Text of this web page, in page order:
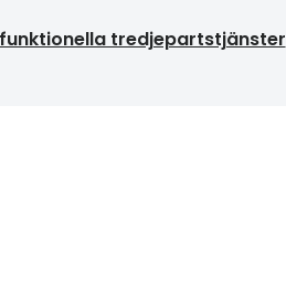
tredjepartstjänster